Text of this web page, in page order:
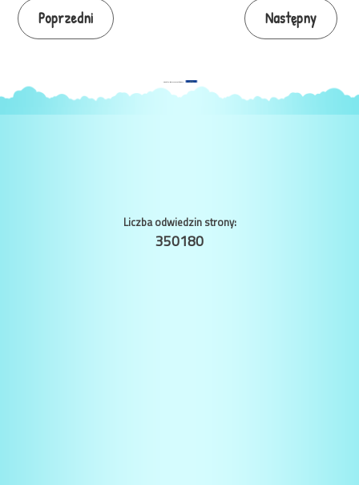
Continue
Poprzedni Następny
Liczba odwiedzin strony:
350180